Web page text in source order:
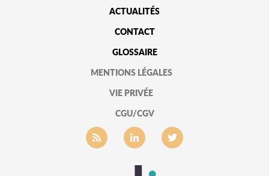
ACTUALITÉS
CONTACT
GLOSSAIRE
MENTIONS LÉGALES
VIE PRIVÉE
CGU/CGV